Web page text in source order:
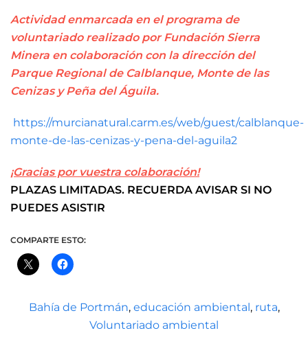
Actividad enmarcada en el programa de
voluntariado realizado por Fundación Sierra
Minera en colaboración con la dirección del
Parque Regional de Calblanque, Monte de las
Cenizas y Peña del Águila.
https://murcianatural.carm.es/web/guest/calblanque-
monte-de-las-cenizas-y-pena-del-aguila2
¡Gracias por vuestra colaboración!
PLAZAS LIMITADAS. RECUERDA AVISAR SI NO
PUEDES ASISTIR
COMPARTE ESTO:
Bahía de Portmán, educación ambiental, ruta,
Voluntariado ambiental